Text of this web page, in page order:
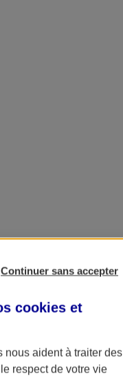
Continuer sans accepter
cookies et
nous aident à traiter des
respect de votre vie